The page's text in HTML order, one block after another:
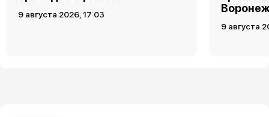
9 августа 2026, 17:03
9 августа